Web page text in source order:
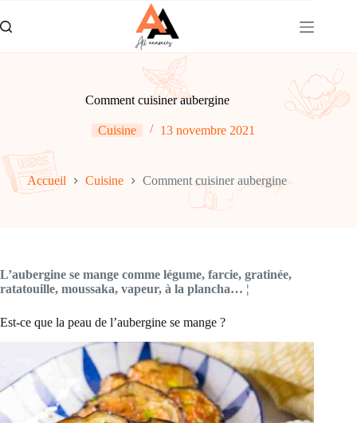
au
contenu
Comment cuisiner aubergine
Cuisine 13 novembre 2021
Accueil Cuisine Comment cuisiner aubergine
L’aubergine se mange comme légume, farcie, gratinée,
ratatouille, moussaka, vapeur, à la plancha… ¦
Est-ce que la peau de l’aubergine se mange ?